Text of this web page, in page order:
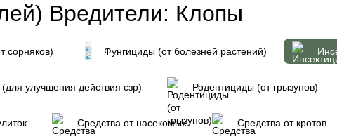
Вредители: Клопы
сорняков) Фунгициды (от болезней растений)
улучшения действия сзр) Родентициды (от грызунов)
Средства от насекомых Средства от кротов